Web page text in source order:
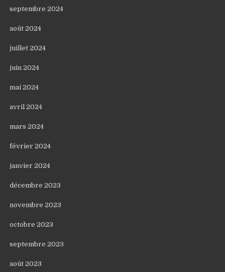
septembre 2024
août 2024
juillet 2024
juin 2024
mai 2024
avril 2024
mars 2024
février 2024
janvier 2024
décembre 2023
novembre 2023
octobre 2023
septembre 2023
août 2023